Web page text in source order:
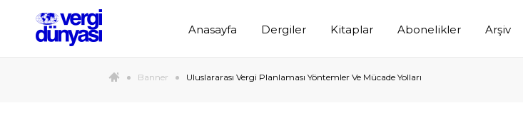
Anasayfa Dergiler Kitaplar Abonelikler Arşiv
Banner Uluslararası Vergi Planlaması Yöntemler Ve Mücade Yolları